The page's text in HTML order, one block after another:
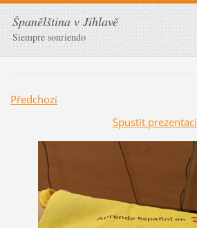
Španělština v Jihlavě
Siempre sonriendo
Předchozí
Spustit prezentaci